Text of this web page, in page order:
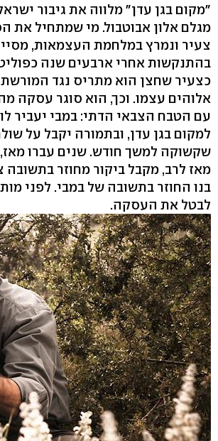
"מקום בגן עדן" מלווה את גיבור
מגלם אלון אבוטבול. מי שמתחיל את
צעיר ונמרץ במלחמת העצמאות,
בהתנקשות אחרי ארבעים שנה
כצעיר שחצן הוא מתריס נגד המורשת
אלוהים עצמו. וכך, הוא סוגר עסקה
עם הטבח הצבאי הדתי: במבי יעביר לו
למקום בגן עדן, ובתמורה יקבל על
שקשוקה למשך חודש. שנים עברו
מאז לרב, מקבל ביקור מחוזר בתשובה
בנו החוזר בתשובה של במבי. לפני
לבטל את העסקה.